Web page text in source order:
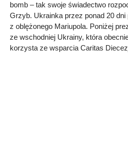
bomb – tak swoje świadectwo
Grzyb. Ukrainka przez ponad 20 dni
z oblężonego Mariupola. Poniżej
ze wschodniej Ukrainy, która
korzysta ze wsparcia Caritas